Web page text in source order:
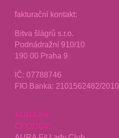
fakturační kontakt:
Bitva šlágrů s.r.o.
Podnádražní 910/10
190 00 Praha 9
IČ: 07788746
FIO Banka: 2101562482/2010
AURA P4
CHODOV